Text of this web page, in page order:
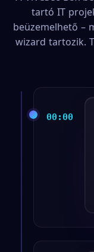
tartó IT
beüzemelhető –
wizard tartozik.
00:00